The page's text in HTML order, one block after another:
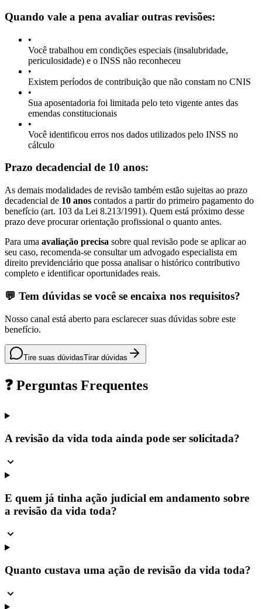
Quando vale a pena avaliar outras revisões:
•
Você trabalhou em condições especiais (insalubridade,
periculosidade) e o INSS não reconheceu
•
Existem períodos de contribuição que não constam no CNIS
•
Sua aposentadoria foi limitada pelo teto vigente antes das
emendas constitucionais
•
Você identificou erros nos dados utilizados pelo INSS no
cálculo
Prazo decadencial de 10 anos:
As demais modalidades de revisão também estão sujeitas ao prazo
decadencial de 10 anos contados a partir do primeiro pagamento do
benefício (art. 103 da Lei 8.213/1991). Quem está próximo desse
prazo deve procurar orientação profissional o quanto antes.
Para uma avaliação precisa sobre qual revisão pode se aplicar ao
seu caso, recomenda-se consultar um advogado especialista em
direito previdenciário que possa analisar o histórico contributivo
completo e identificar oportunidades reais.
💬 Tem dúvidas se você se encaixa nos requisitos?
Nosso canal está aberto para esclarecer suas dúvidas sobre este
benefício.
Tire suas dúvidasTirar dúvidas
❓ Perguntas Frequentes
A revisão da vida toda ainda pode ser solicitada?
E quem já tinha ação judicial em andamento sobre
a revisão da vida toda?
Quanto custava uma ação de revisão da vida toda?